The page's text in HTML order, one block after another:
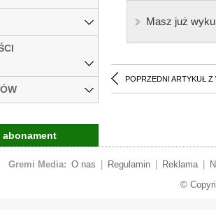
Masz już
POPRZEDNI ARTYKUŁ Z
abonament
Gremi Media: O nas Regulamin Reklama
©